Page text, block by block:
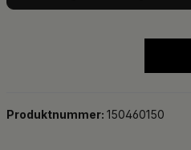
Produktnummer:150460150